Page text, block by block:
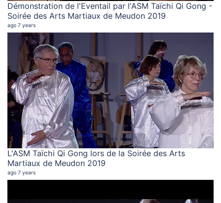
Démonstration de l'Eventail par l'ASM Taïchi Qi Gong -
Soirée des Arts Martiaux de Meudon 2019
ago 7 years
L'ASM Taïchi Qi Gong lors de la Soirée des Arts
Martiaux de Meudon 2019
ago 7 years